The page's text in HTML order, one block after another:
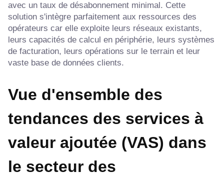
avec un taux de désabonnement minimal. Cette
solution s'intègre parfaitement aux ressources des
opérateurs car elle exploite leurs réseaux existants,
leurs capacités de calcul en périphérie, leurs systèmes
de facturation, leurs opérations sur le terrain et leur
vaste base de données clients.
Vue d'ensemble des
tendances des services à
valeur ajoutée (VAS) dans
le secteur des